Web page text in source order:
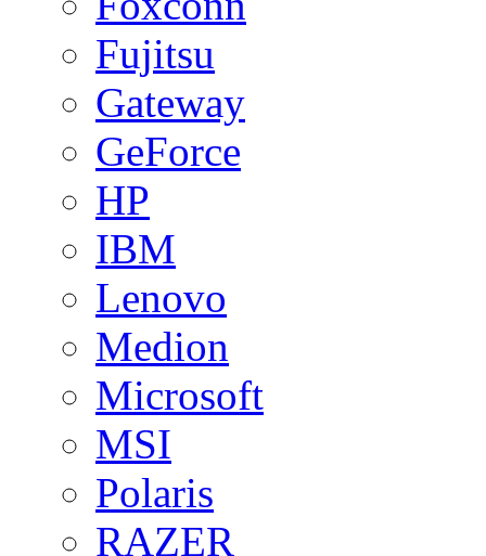
Fujitsu
Gateway
GeForce
HP
IBM
Lenovo
Medion
Microsoft
MSI
Polaris
RAZER